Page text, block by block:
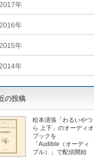
2017年
2016年
2015年
2014年
の投稿
松本清張「わるいやつ
ら 上下」のオーディオ
ブックを
「Audible（オーディ
ブル）」で配信開始